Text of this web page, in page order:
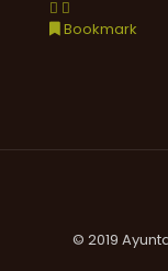
Bookmark
© 2019